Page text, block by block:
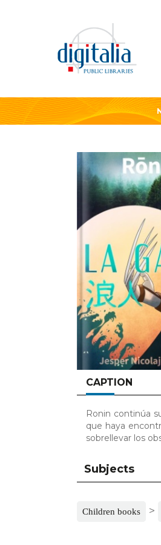
CAPTION
Ronin continúa
que haya
sobrellevar los
Subjects
Children books >